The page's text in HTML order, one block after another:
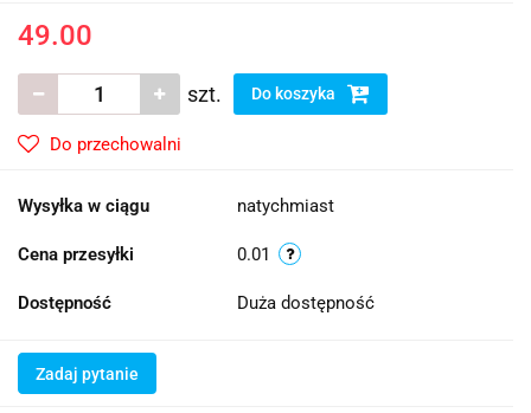
49.00
szt. Do koszyka
Do przechowalni
Wysyłka w ciągu natychmiast
Cena przesyłki 0.01
Dostępność Duża dostępność
Zadaj pytanie